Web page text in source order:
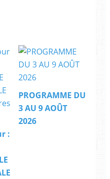
:
PROGRAMME DU
3 AU 9 AOÛT
2026